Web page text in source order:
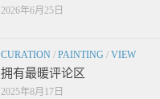
2026年6月25日
CURATION / PAINTING / VIEW
拥有最暖评论区
2025年8月17日